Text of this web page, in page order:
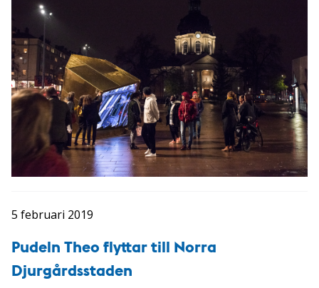
5 februari 2019
Pudeln Theo flyttar till Norra
Djurgårdsstaden